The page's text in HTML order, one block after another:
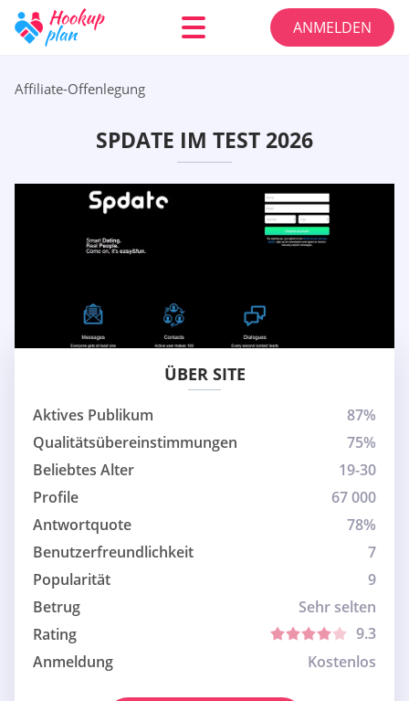
ANMELDEN
Affiliate-Offenlegung
SPDATE IM TEST 2026
ÜBER SITE
Aktives Publikum
87%
Qualitätsübereinstimmungen
75%
Beliebtes Alter
19-30
Profile
67 000
Antwortquote
78%
Benutzerfreundlichkeit
7
Popularität
9
Betrug
Sehr selten
Rating
9.3
Anmeldung
Kostenlos